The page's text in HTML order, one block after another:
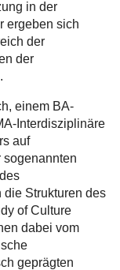
in der
ergeben sich
der
der
einem BA-
Interdisziplinäre
auf
sogenannten
die Strukturen des
of Culture
dabei vom
geprägten